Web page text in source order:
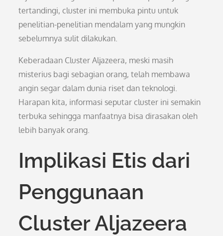
tertandingi, cluster ini membuka pintu untuk
penelitian-penelitian mendalam yang mungkin
sebelumnya sulit dilakukan.
Keberadaan Cluster Aljazeera, meski masih
misterius bagi sebagian orang, telah membawa
angin segar dalam dunia riset dan teknologi.
Harapan kita, informasi seputar cluster ini semakin
terbuka sehingga manfaatnya bisa dirasakan oleh
lebih banyak orang.
Implikasi Etis dari
Penggunaan
Cluster Aljazeera